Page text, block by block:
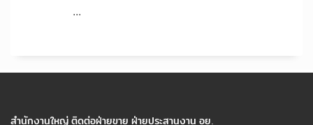
...
สำนักงานใหญ่ ติดต่อฝ่ายขาย ฝ่ายประสานงาน อย.